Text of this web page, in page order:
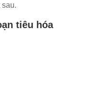
sau.
tiêu hóa